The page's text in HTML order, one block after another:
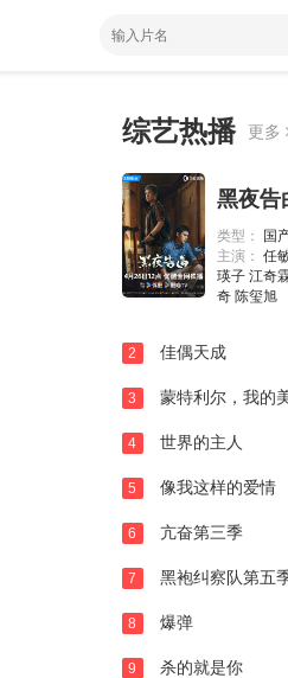
综艺热播 更多
黑夜告
类型： 国
主演： 任
瑛子 江奇
奇 陈玺旭
2 佳偶天成
3 蒙特利尔，我的
4 世界的主人
5 像我这样的爱情
6 亢奋第三季
7 黑袍纠察队第五
8 爆弹
9 杀的就是你